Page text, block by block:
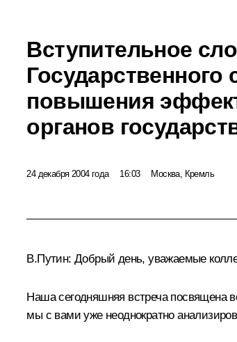
Вступительное
повышения
органов
24 декабря 2004 года 16:03 Москва, Кремль
В.Путин: Добрый день, уважаемые
Наша сегодняшняя встреча посвящена
мы с вами уже неоднократно